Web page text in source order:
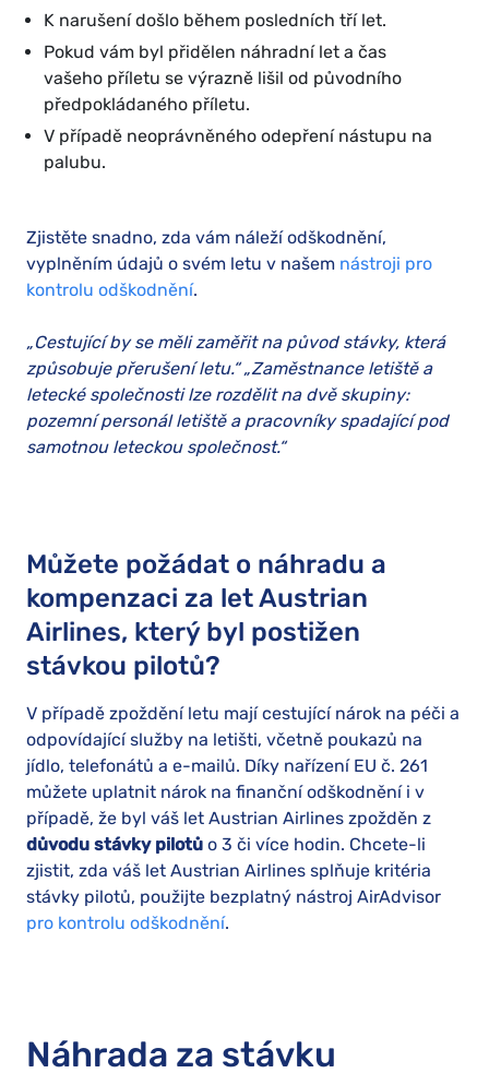
K narušení došlo během posledních tří let.
Pokud vám byl přidělen náhradní let a čas
vašeho příletu se výrazně lišil od původního
předpokládaného příletu.
V případě neoprávněného odepření nástupu na
palubu.
Zjistěte snadno, zda vám náleží odškodnění,
vyplněním údajů o svém letu v našem nástroji pro
kontrolu odškodnění.
„Cestující by se měli zaměřit na původ stávky, která
způsobuje přerušení letu.“ „Zaměstnance letiště a
letecké společnosti lze rozdělit na dvě skupiny:
pozemní personál letiště a pracovníky spadající pod
samotnou leteckou společnost.“
Můžete požádat o náhradu a
kompenzaci za let Austrian
Airlines, který byl postižen
stávkou pilotů?
V případě zpoždění letu mají cestující nárok na péči a
odpovídající služby na letišti, včetně poukazů na
jídlo, telefonátů a e-mailů. Díky nařízení EU č. 261
můžete uplatnit nárok na finanční odškodnění i v
případě, že byl váš let Austrian Airlines zpožděn z
důvodu stávky pilotů o 3 či více hodin. Chcete-li
zjistit, zda váš let Austrian Airlines splňuje kritéria
stávky pilotů, použijte bezplatný nástroj AirAdvisor
pro kontrolu odškodnění.
Náhrada za stávku